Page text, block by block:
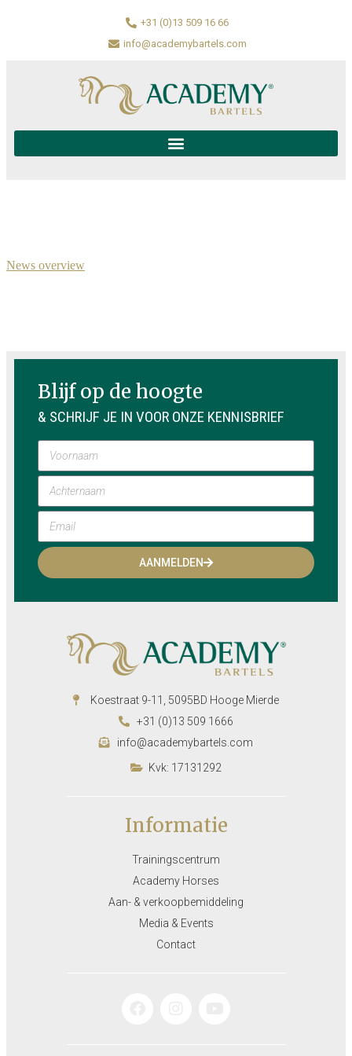
+31 (0)13 509 16 66
info@academybartels.com
News overview
Blijf op de hoogte
& SCHRIJF JE IN VOOR ONZE KENNISBRIEF
AANMELDEN
Koestraat 9-11, 5095BD Hooge Mierde
+31 (0)13 509 1666
info@academybartels.com
Kvk: 17131292
Informatie
Trainingscentrum
Academy Horses
Aan- & verkoopbemiddeling
Media & Events
Contact